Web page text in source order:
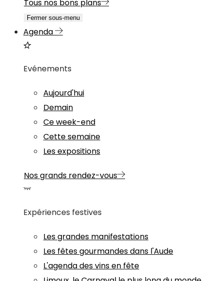
Tous nos bons plans
Fermer sous-menu
Agenda
Evénements
Aujourd'hui
Demain
Ce week-end
Cette semaine
Les expositions
Nos grands rendez-vous
Expériences festives
Les grandes manifestations
Les fêtes gourmandes dans l'Aude
L'agenda des vins en fête